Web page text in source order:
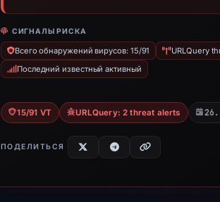
СИГНАЛЫ РИСКА
Всего обнаружений вирусов: 15/91
URLQuery
Последний известный активный
15/91 VT URLQuery: 2 threat alerts
ПОДЕЛИТЬСЯ